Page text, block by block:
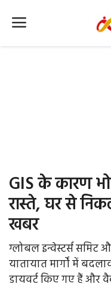
Office Office
Political Gossips
Farm & Food
Opinion
GIS के कारण
रास्ते, घर से
खबर
ग्लोबल इन्वेस्टर्स
यातायात मार्गों में
डायवर्ट किए गए हैं और